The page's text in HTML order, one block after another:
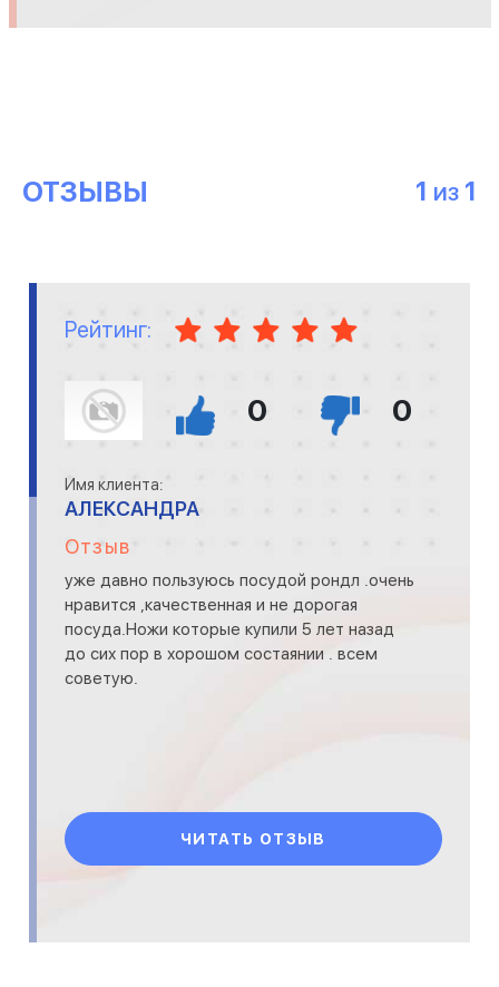
ОТЗЫВЫ 1 ИЗ 1
Рейтинг:
0 0
Имя клиента:
АЛЕКСАНДРА
Отзыв
уже давно пользуюсь посудой рондл .очень
нравится ,качественная и не дорогая
посуда.Ножи которые купили 5 лет назад
до сих пор в хорошом состаянии . всем
советую.
ЧИТАТЬ ОТЗЫВ